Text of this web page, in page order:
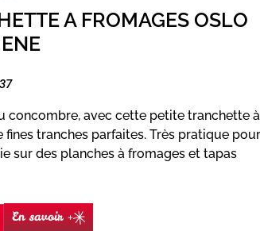
A FROMAGES OSLO
concombre, avec cette petite tranchette
fines tranches parfaites. Très pratique
sur des planches à fromages et tapas
En savoir +